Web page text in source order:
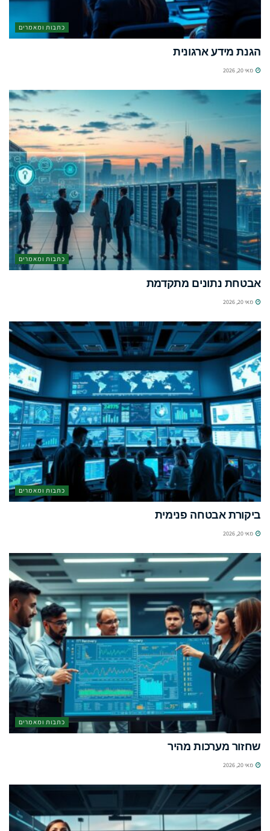
כתבות ומאמרים
הגנת מידע ארגונית
מאי 20, 2026
כתבות ומאמרים
אבטחת נתונים מתקדמת
מאי 20, 2026
כתבות ומאמרים
ביקורת אבטחה פנימית
מאי 20, 2026
כתבות ומאמרים
שחזור מערכות מהיר
מאי 20, 2026